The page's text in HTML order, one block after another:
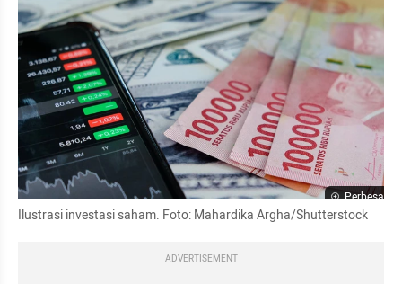
Perbesar
Ilustrasi investasi saham. Foto: Mahardika Argha/Shutterstock
ADVERTISEMENT